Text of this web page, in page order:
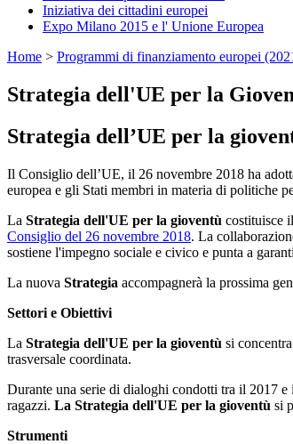
Iniziativa dei cittadini europei
Expo Milano 2015 e l' Unione Europea
Home > Programmi di finanziamento europei
Strategia dell'UE per la
Strategia dell’UE per la
Il Consiglio dell’UE, il 26 novembre 2018 ha
europea e gli Stati membri in materia di politiche
La Strategia dell'UE per la gioventù costituisce
Consiglio del 26 novembre 2018. La
sostiene l'impegno sociale e civico e punta a
La nuova Strategia accompagnerà la prossima
Settori e Obiettivi
La Strategia dell'UE per la gioventù si
trasversale coordinata.
Durante una serie di dialoghi condotti tra il 2017
ragazzi. La Strategia dell'UE per la gioventù si
Strumenti